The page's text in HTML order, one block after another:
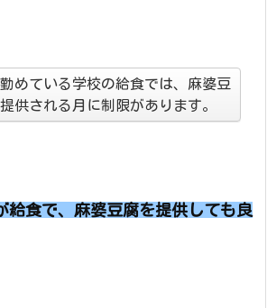
めている学校の給食では、麻婆豆
供される月に制限があります。
給食で、 麻婆豆腐を提供しても良